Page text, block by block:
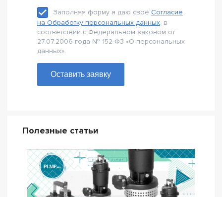
Заполняя форму я даю своё Согласие
на Обработку персональных данных, в
соответствии с Федеральном законом от
27.07.2006 года № 152-Ф3 «О персональных
данных».
Оставить заявку
Полезные статьи